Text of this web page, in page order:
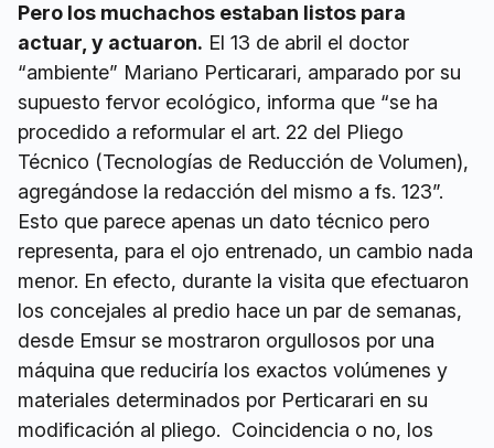
Pero los muchachos estaban listos para
actuar, y actuaron. El 13 de abril el doctor
“ambiente” Mariano Perticarari, amparado por su
supuesto fervor ecológico, informa que “se ha
procedido a reformular el art. 22 del Pliego
Técnico (Tecnologías de Reducción de Volumen),
agregándose la redacción del mismo a fs. 123”.
Esto que parece apenas un dato técnico pero
representa, para el ojo entrenado, un cambio nada
menor. En efecto, durante la visita que efectuaron
los concejales al predio hace un par de semanas,
desde Emsur se mostraron orgullosos por una
máquina que reduciría los exactos volúmenes y
materiales determinados por Perticarari en su
modificación al pliego. Coincidencia o no, los